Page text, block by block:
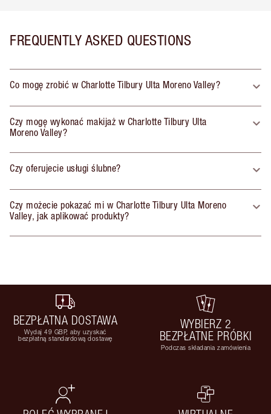
FREQUENTLY ASKED QUESTIONS
Co mogę zrobić w Charlotte Tilbury Ulta Moreno Valley?
Czy mogę wykonać makijaż w Charlotte Tilbury Ulta
Moreno Valley?
Czy oferujecie usługi ślubne?
Czy możecie pokazać mi w Charlotte Tilbury Ulta Moreno
Valley, jak aplikować produkty?
BEZPŁATNA DOSTAWA
Wydaj 49 GBP, aby uzyskać
bezpłatną standardową dostawę
WYBIERZ 2
BEZPŁATNE PRÓBKI
Podczas składania zamówienia